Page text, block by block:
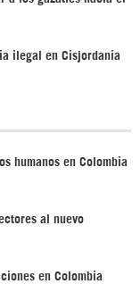
ilegal en Cisjordania
humanos en Colombia
al nuevo
en Colombia